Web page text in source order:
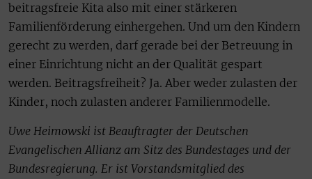
beitragsfreie Kita also mit einer stärkeren
Familienförderung einhergehen. Und um den Kindern
gerecht zu werden, darf gerade bei der Betreuung in
einer Einrichtung nicht an der Qualität gespart
werden. Beitragsfreiheit? Ja. Aber weder zulasten der
Kinder, noch zulasten anderer Familienmodelle.
Uwe Heimowski ist Beauftragter der Deutschen
Evangelischen Allianz am Sitz des Bundestages und der
Bundesregierung. Er ist Vorstandsmitglied des